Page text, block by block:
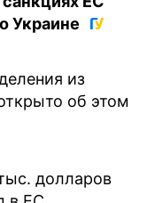
Украине
из
об этом
долларов